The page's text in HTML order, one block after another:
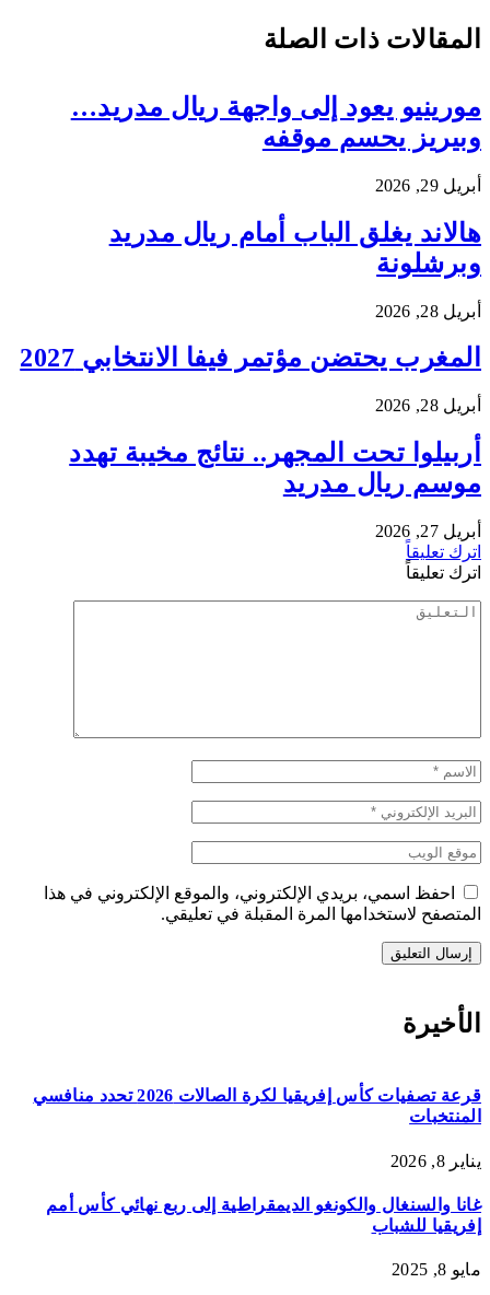
المقالات ذات الصلة
مورينيو يعود إلى واجهة ريال مدريد…
وبيريز يحسم موقفه
أبريل 29, 2026
هالاند يغلق الباب أمام ريال مدريد
وبرشلونة
أبريل 28, 2026
المغرب يحتضن مؤتمر فيفا الانتخابي 2027
أبريل 28, 2026
أربيلوا تحت المجهر.. نتائج مخيبة تهدد
موسم ريال مدريد
أبريل 27, 2026
اترك تعليقاً
اترك تعليقاً
احفظ اسمي، بريدي الإلكتروني، والموقع الإلكتروني في هذا
المتصفح لاستخدامها المرة المقبلة في تعليقي.
الأخيرة
قرعة تصفيات كأس إفريقيا لكرة الصالات 2026 تحدد منافسي
المنتخبات
يناير 8, 2026
غانا والسنغال والكونغو الديمقراطية إلى ربع نهائي كأس أمم
إفريقيا للشباب
مايو 8, 2025